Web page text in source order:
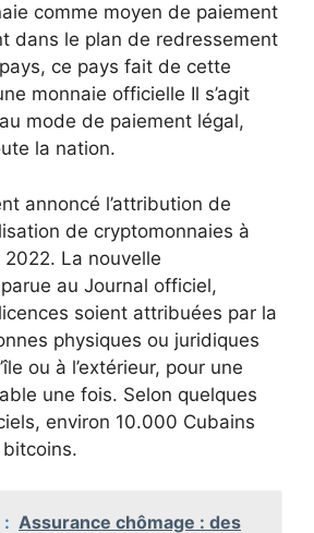
comme moyen de paiement
dans le plan de redressement
ce pays fait de cette
monnaie officielle Il s’agit
mode de paiement légal,
la nation.
annoncé l’attribution de
de cryptomonnaies à
La nouvelle
au Journal officiel,
soient attribuées par la
physiques ou juridiques
ou à l’extérieur, pour une
une fois. Selon quelques
environ 10.000 Cubains
Assurance chômage : des